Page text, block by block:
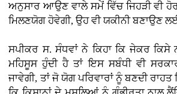
ਅਨੁਸਾਰ ਆਉਣ ਵਾਲੇ ਸਮੇਂ ਵਿੱਚ ਜਿਹੜੀ ਵੀ
ਮਿਲਣਯੋਗ ਹੋਵੇਗੀ, ਉਹ ਵੀ ਯਕੀਨੀ ਬਣਾਉਣ
ਸਪੀਕਰ ਸ. ਸੰਧਵਾਂ ਨੇ ਕਿਹਾ ਕਿ ਜੇਕਰ ਕਿਸੇ
ਮਹਿਸੂਸ ਹੁੰਦੀ ਹੈ ਤਾਂ ਇਸ ਸਬੰਧੀ ਵੀ
ਜਾਵੇਗੀ, ਤਾਂ ਜੋ ਯੋਗ ਪਰਿਵਾਰਾਂ ਨੂੰ ਬਣਦੀ ਰਾਹਤ